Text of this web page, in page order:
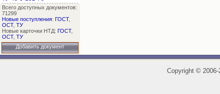
Всего доступных документов:
71299
Новые поступления: ГОСТ,
ОСТ, ТУ
Новые карточки НТД: ГОСТ,
ОСТ, ТУ
Добавить документ
Copyright ©